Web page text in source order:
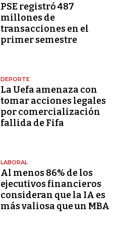
PSE registró 487
millones de
transacciones en el
primer semestre
DEPORTE
La Uefa amenaza con
tomar acciones legales
por comercialización
fallida de Fifa
LABORAL
Al menos 86% de los
ejecutivos financieros
consideran que la IA es
más valiosa que un MBA